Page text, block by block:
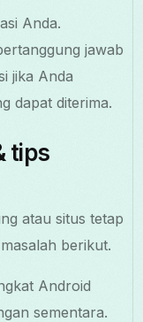
Anda.
jawab
jika Anda
dapat diterima.
tips
atau situs tetap
berikut.
Android
sementara.